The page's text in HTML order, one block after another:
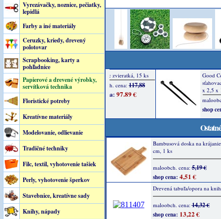
Vyrezávačky, noznice, pečiatky,
lepidlá
Farby a iné materiály
Ceruzky, kriedy, drevený
polotovar
Scrapbooking, karty a
pohľadnice
Papierové a drevené výrobky,
servítková technika
Floristické potreby
Kreatívne materiály
Modelovanie, odlievanie
Tradičné techniky
Filc, textil, vyhotovenie tašiek
Perly, vyhotovenie šperkov
Stavebnice, kreatívne sady
Knihy, nápady
Bambusová doska na
cm, 1 ks
maloobch. cena:5,19 €
shop cena: 4,51 €
Drevená tabuľa/opora na
maloobch. cena:14,32 €
shop cena: 13,22 €